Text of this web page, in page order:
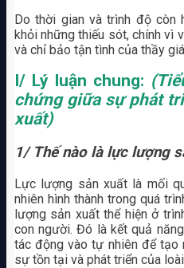
Do thời gian và trình độ còn
khỏi những thiếu sót, chính vì
và chỉ bảo tận tình của thầy
I/ Lý luận chung:
chứng giữa sự phát
xuất)
1/ Thế nào là lực lượng
Lực lượng sản xuất là mối
nhiên hình thành trong quá
lượng sản xuất thể hiện ở
con người. Đó là kết quả
tác động vào tự nhiên để
sự tồn tại và phát triển của